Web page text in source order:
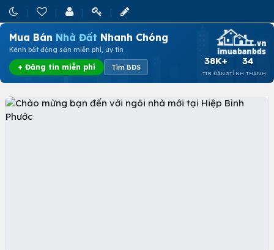
Mua Bán Nhà Đất Nhanh Chóng
Kênh bất động sản miễn phí, uy tín
+ Đăng tin miễn phí Tìm BĐS
38K+
TIN ĐĂNG
34
TỈNH THÀNH